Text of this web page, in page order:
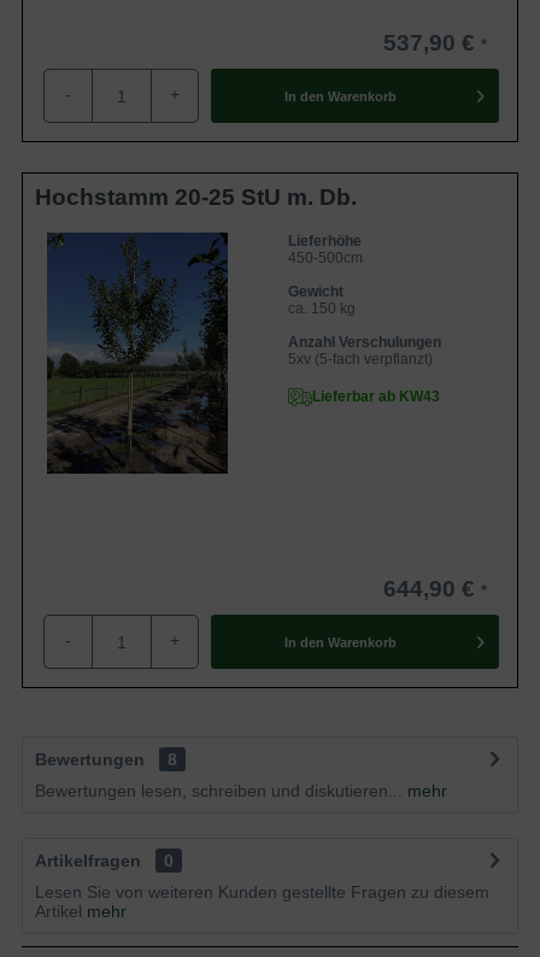
537,90 €
- + In den Warenkorb
Hochstamm 20-25 StU m. Db.
Lieferhöhe
450-500cm
Gewicht
ca. 150 kg
Anzahl Verschulungen
5xv (5-fach verpflanzt)
Lieferbar ab KW43
644,90 €
- + In den Warenkorb
Bewertungen
8
Bewertungen lesen, schreiben und diskutieren...
mehr
Artikelfragen
0
Lesen Sie von weiteren Kunden gestellte Fragen zu diesem
Artikel mehr